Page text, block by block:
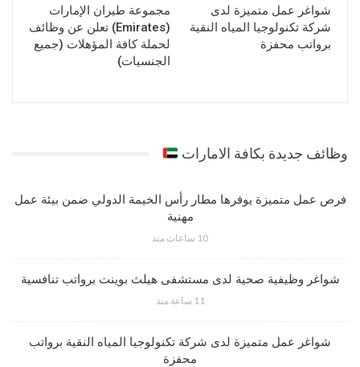
شواغر عمل متميزة لدى
شركة تكنولوجيا المياه النقية
برواتب محفزة
مجموعة طيران الإمارات
(Emirates) تعلن عن وظائف
لحملة كافة المؤهلات (جميع
الجنسيات)
وظائف جديدة بكافة الامارات
فرص عمل متميزة يوفرها مطار رأس الخيمة الدولي ضمن بيئة عمل
مهنية
10 ساعات منذ
شواغر وظيفية صحية لدى مستشفى هيلث بوينت برواتب تنافسية
11 ساعة منذ
شواغر عمل متميزة لدى شركة تكنولوجيا المياه النقية برواتب
محفزة